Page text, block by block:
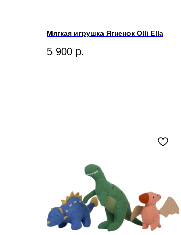
Мягкая игрушка Ягненок Olli Ella
5 900 р.